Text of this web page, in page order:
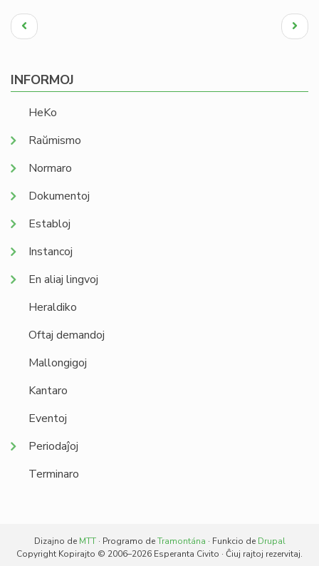
Pagination
Antaŭa
paĝo
Next
page
INFORMOJ
HeKo
Raŭmismo
Normaro
Dokumentoj
Establoj
Instancoj
En aliaj lingvoj
Heraldiko
Oftaj demandoj
Mallongigoj
Kantaro
Eventoj
Periodaĵoj
Terminaro
Dizajno de MTT· Programo deTramontána · Funkcio de Drupal
Copyright Kopirajto © 2006–2026 Esperanta Civito · Ĉiuj rajtoj rezervitaj.